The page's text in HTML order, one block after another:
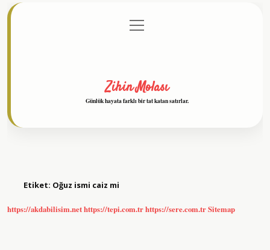
Gizlilik Politikası
menüyü
aç
Zihin Molası
Günlük hayata farklı bir tat katan satırlar.
Etiket: Oğuz ismi caiz mi
https://akdabilisim.nethttps://tepi.com.trhttps://sere.com.trSitemap